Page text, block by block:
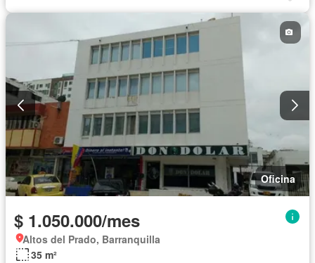
Oficina
$ 1.050.000/mes
Altos del Prado, Barranquilla
35 m²